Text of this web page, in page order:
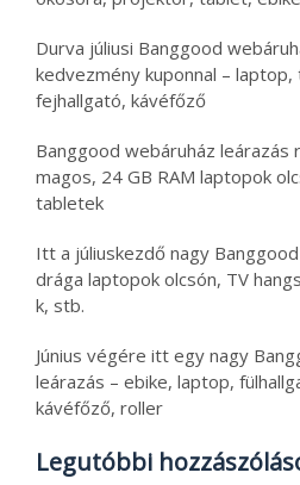
Durva júliusi Banggood
kedvezmény kuponnal –
fejhallgató, kávéfőző
Banggood webáruház leárazás
magos, 24 GB RAM laptopok
tabletek
Itt a júliuskezdő nagy
drága laptopok olcsón, TV
k, stb.
Június végére itt egy nagy
leárazás – ebike, laptop,
kávéfőző, roller
Legutóbbi